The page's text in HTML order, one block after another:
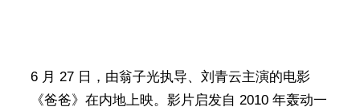
6 月 27 日，由翁子光执导、刘青云主演的电影
《爸爸》在内地上映。影片启发自 2010 年轰动一